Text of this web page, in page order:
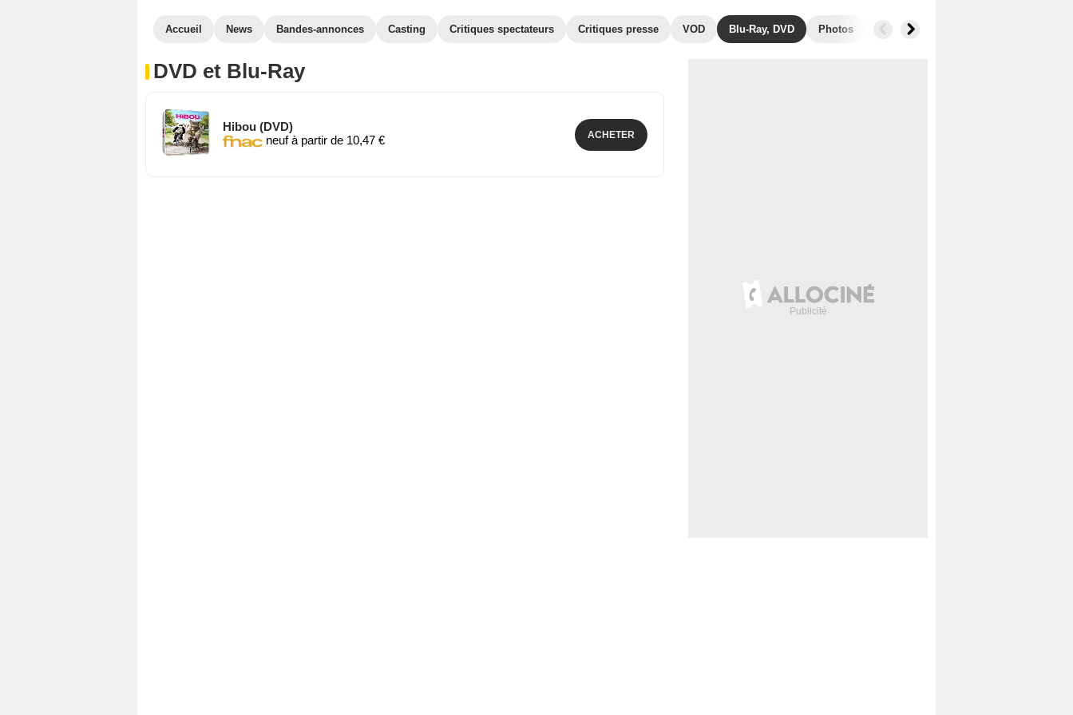
Accueil News Bandes-annonces Casting Critiques spectateurs Critiques presse VOD Blu-Ray, DVD Photos Musique
DVD et Blu-Ray
Hibou (DVD)
neuf à partir de 10,47 €
ACHETER